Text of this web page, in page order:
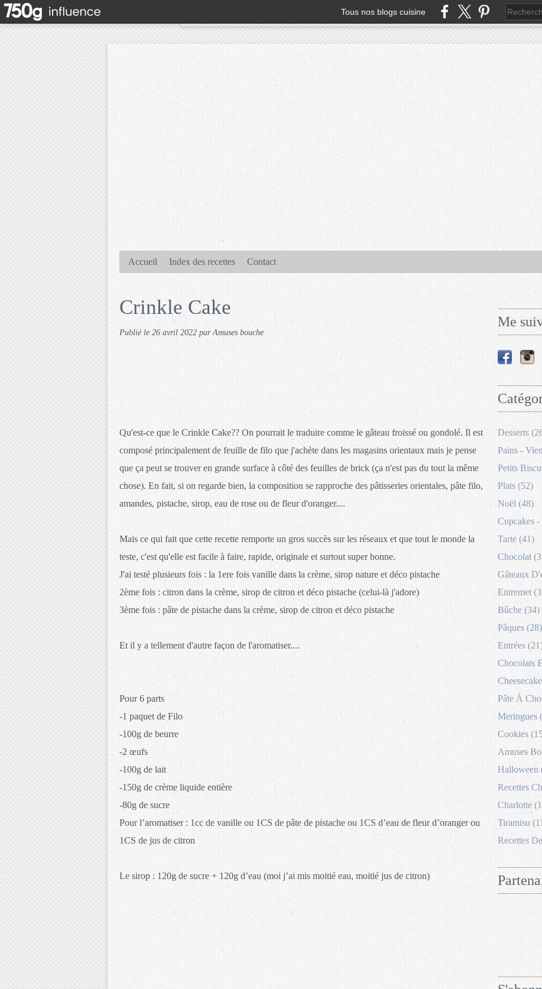
Tous nos blogs cuisine
Accueil Index des recettes Contact
Crinkle Cake
Publié le 26 avril 2022 par Amuses bouche
Qu'est-ce que le Crinkle Cake?? On pourrait le traduire comme le gâteau froissé ou gondolé. Il est
composé principalement de feuille de filo que j'achète dans les magasins orientaux mais je pense
que ça peut se trouver en grande surface à côté des feuilles de brick (ça n'est pas du tout la même
chose). En fait, si on regarde bien, la composition se rapproche des pâtisseries orientales, pâte filo,
amandes, pistache, sirop, eau de rose ou de fleur d'oranger....
Mais ce qui fait que cette recette remporte un gros succès sur les réseaux et que tout le monde la
teste, c'est qu'elle est facile à faire, rapide, originale et surtout super bonne.
J'ai testé plusieurs fois : la 1ere fois vanille dans la crème, sirop nature et déco pistache
2ème fois : citron dans la crème, sirop de citron et déco pistache (celui-là j'adore)
3ème fois : pâte de pistache dans la crème, sirop de citron et déco pistache
Et il y a tellement d'autre façon de l'aromatiser....
Pour 6 parts
-1 paquet de Filo
-100g de beurre
-2 œufs
-100g de lait
-150g de crème liquide entière
-80g de sucre
Pour l’aromatiser : 1cc de vanille ou 1CS de pâte de pistache ou 1CS d’eau de fleur d’oranger ou
1CS de jus de citron
Le sirop : 120g de sucre + 120g d’eau (moi j’ai mis moitié eau, moitié jus de citron)
Me
Desserts
Pains -
Petits
Plats (52)
Noël (48)
Cupcakes
Tarte (41)
Chocolat
Gâteaux
Entremet
Bûche (34)
Pâques (28)
Entrées
Chocolats
Pâte À
Meringues
Cookies
Amuses
Halloween
Recettes
Charlotte
Tiramisu
Recettes